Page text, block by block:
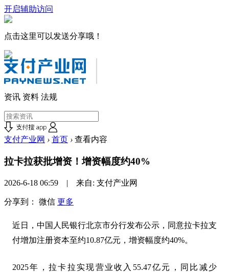
开启辅助访问
点击这里可以发送分享哦！
资讯 资料 法规
支付产业网 › 首页 › 查看内容
拉卡拉获批增资！增资幅度约40%
2026-6-18 06:59 | 来自: 支付产业网
分享到： 微信 更多
近日，中国人民银行北京市分行发布公示，同意拉卡拉支
付增加注册资本至约10.87亿元，增资幅度约40%。
2025年，拉卡拉实现营业收入 55.47亿元，同比减少